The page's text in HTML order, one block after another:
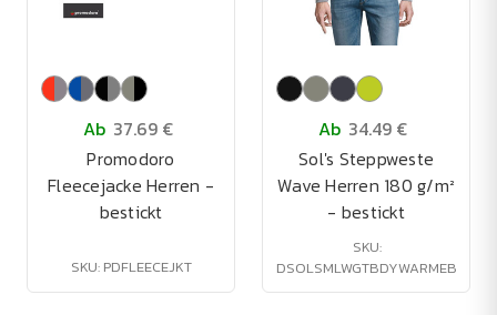
Ab 37.69 €
Promodoro
Fleecejacke Herren -
bestickt
SKU: PDFLEECEJKT
Ab 34.49 €
Sol's Steppweste
Wave Herren 180 g/m²
- bestickt
SKU:
DSOLSMLWGTBDYWARMEB